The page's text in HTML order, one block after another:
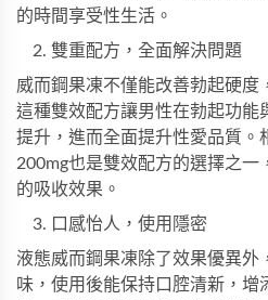
的時間享受性生活。
雙重配方，全面解決問題
威而鋼果凍不僅能改善勃起硬度
這種雙效配方讓男性在勃起功能
提升，進而全面提升性愛品質。
200mg也是雙效配方的選擇之一
的吸收效果。
口感怡人，使用隱密
液態威而鋼果凍除了效果優異外
味，使用後能保持口腔清新，增